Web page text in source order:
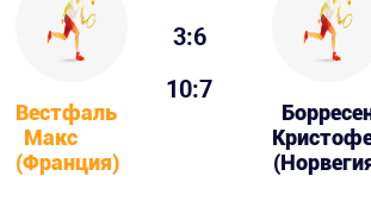
Вестфаль
Макс
(Франция)
3:6
10:7